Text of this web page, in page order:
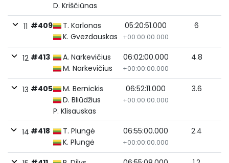
D. Kriščiūnas
11 #409
T. Karlonas
K. Gvezdauskas
05:20:51.000
+00:00:00.000
6
12 #413
A. Narkevičius
M. Narkevičius
06:02:00.000
+00:00:00.000
4.8
13 #405
M. Bernickis
D. Bliūdžius
P. Klisauskas
06:52:11.000
+00:00:00.000
3.6
14 #418
T. Plungė
K. Plungė
06:55:00.000
+00:00:00.000
2.4